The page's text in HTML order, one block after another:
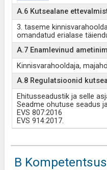
A.6 Kutsealane
3. taseme
omandatud erialase
A.7 Enamlevinud
Kinnisvarahooldaja,
A.8 Regulatsioonid
Ehitusseadustik ja selle
Seadme ohutuse seadus
EVS 807:2016
EVS 914:2017.
B